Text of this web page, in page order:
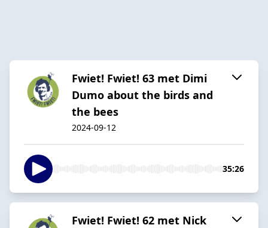
Fwiet! Fwiet! 63 met Dimi
Dumo about the birds and
the bees
2024-09-12
35:26
Fwiet! Fwiet! 62 met Nick